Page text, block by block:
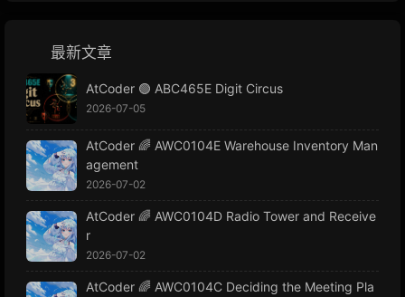
最新文章
AtCoder 🟢 ABC465E Digit Circus
2026-07-05
AtCoder 🌈 AWC0104E Warehouse Inventory Man
agement
2026-07-02
AtCoder 🌈 AWC0104D Radio Tower and Receive
r
2026-07-02
AtCoder 🌈 AWC0104C Deciding the Meeting Pla